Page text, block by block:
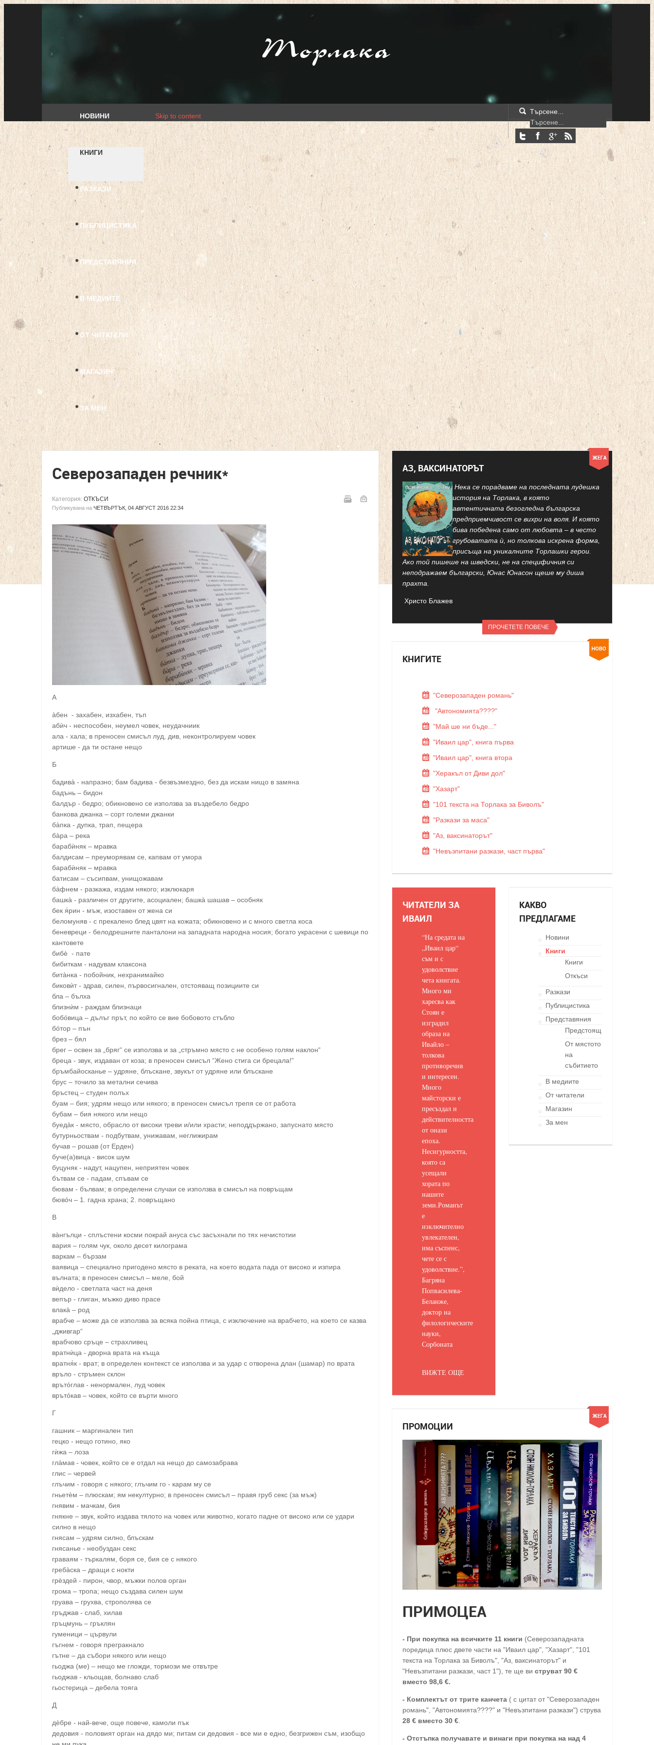
Торлака
НОВИНИ
КНИГИ
РАЗКАЗИ
ПУБЛИЦИСТИКА
ПРЕДСТАВЯНИЯ
В МЕДИИТЕ
ОТ ЧИТАТЕЛИ
МАГАЗИН
ЗА МЕН
Търсене...
Skip to content
Северозападен речник*
Категория: ОТКЪСИ
Публикувана на ЧЕТВЪРТЪК, 04 АВГУСТ 2016 22:34
A
àбен - захабен, изхабен, тъп
абѝч - неспособен, неумел човек, неудачниик
ала - хала; в преносен смисъл луд, див, неконтролируем човек
артише - да ти остане нещо
Б
бадивà - напразно; бам бадива - безвъзмездно, без да искам нищо в замяна
бадънь – бидон
балдър - бедро; обикновено се използва за въздебело бедро
банкова джанка – сорт големи джанки
бàпка - дупка, трап, пещера
бàра – река
барабѝняк – мравка
балдисам – преуморявам се, капвам от умора
барабѝняк – мравка
батисам – съсипвам, унищожавам
бàфнем - разкажа, издам някого; изклюкаря
башкà - различен от другите, асоциален; башкà шашав – особняк
бек я́рин - мъж, изоставен от жена си
беломуняв - с прекалено блед цвят на кожата; обикновено и с много светла коса
беневреци - белодрешните панталони на западната народна носия; богато украсени с шевици по
кантовете
бибѐ - пате
бибиткам - надувам клаксона
битàнка - побойник, нехранимайко
биковѝт - здрав, силен, първосигнален, отстояващ позициите си
бла – бълха
близнѝм - раждам близнаци
бобóвица – дълъг прът, по който се вие бобовото стъбло
бóтор – пън
брез – бял
брег – освен за „бряг“ се използва и за „стръмно място с не особено голям наклон“
бреца - звук, издаван от коза; в преносен смисъл “Жено стига си брецала!”
бръмбайосканье – удряне, блъскане, звукът от удряне или блъскане
брус – точило за метални сечива
бръстец – студен полъх
буам – бия; удрям нещо или някого; в преносен смисъл трепя се от работа
бубам – бия някого или нещо
буедàк - място, обрасло от високи треви и/или храсти; неподдържано, запуснато място
бутурньоствам - подбутвам, унижавам, неглижирам
бучав – рошав (от Ерден)
буче(а)вица - висок шум
буцуняк - надут, нацупен, неприятен човек
бътвам се - падам, спъвам се
бювам - бълвам; в определени случаи се използва в смисъл на повръщам
бювóч – 1. гадна храна; 2. повръщано
В
вàнгълци - сплъстени косми покрай ануса със засъхнали по тях нечистотии
вария – голям чук, около десет килограма
варкам – бързам
ваявица – специално пригодено място в реката, на което водата пада от високо и изпира
вълната; в преносен смисъл – меле, бой
вѝдело - светлата част на деня
вепър - глиган, мъжко диво прасе
влакà – род
врабче – може да се използва за всяка пойна птица, с изключение на врабчето, на което се казва
„дживгар“
врабчово сръце – страхливец
вратнѝца - дворна врата на къща
вратня́к - врат; в определен контекст се използва и за удар с отворена длан (шамар) по врата
връло - стръмен склон
врътóглав - ненормален, луд човек
врътóкав – човек, който се върти много
Г
гашник – маргинален тип
гецко - нещо готино, яко
гѝжа – лоза
глàмав - човек, който се е отдал на нещо до самозабрава
глис – червей
глъчим - говоря с някого; глъчим го - карам му се
гньетѐм – плюскам; ям некултурно; в преносен смисъл – правя груб секс (за мъж)
гнявим - мачкам, бия
гнякне – звук, който издава тялото на човек или животно, когато падне от високо или се удари
силно в нещо
гнясам – удрям силно, блъскам
гнясанье - необуздан секс
граваям - търкалям, боря се, бия се с някого
гребàска – дращи с нокти
грѐздей - пирон, чвор, мъжки полов орган
грома – тропа; нещо създава силен шум
груава – грухва, строполява се
гръджав - слаб, хилав
гръцмунь – гръклян
гуменици – цървули
гъгнем - говоря прегракнало
гътне – да събори някого или нещо
гьоджа (ме) – нещо ме гложди, тормози ме отвътре
гьоджав - кльощав, болнаво слаб
гьостерица – дебела тояга
Д
дѐбре - най-вече, още повече, камоли пък
дедовия - половият орган на дядо ми; питам си дедовия - все ми е едно, безгрижен съм, изобщо
АЗ, ВАКСИНАТОРЪТ
Нека се порадваме на последната лудешка
история на Торлака, в която
автентичната безогледна българска
предприемчивост се вихри на воля. И която
бива победена само от любовта – в често
грубоватата ѝ, но толкова искрена форма,
присъща на уникалните Торлашки герои.
Ако той пишеше на шведски, не на специфичния си
неподражаем български, Юнас Юнасон щеше му диша
прахта.
Христо Блажев
ПРОЧЕТЕТЕ ПОВЕЧЕ
КНИГИТЕ
"Северозападен романь"
"Автономията????"
"Май ше ни бъде..."
"Иваил цар", книга първа
"Иваил цар", книга втора
"Херакъл от Диви дол"
"Хазарт"
"101 текста на Торлака за Биволъ"
"Разкази за маса"
"Аз, ваксинаторът"
"Невъзпитани разкази, част първа"
ЧИТАТЕЛИ ЗА
ИВАИЛ
“На средата на
„Иваил цар“
съм и с
удоволствие
чета книгата.
Много ми
харесва как
Стоян е
изградил
образа на
Ивайло –
толкова
противоречив
и интересен.
Много
майсторски е
пресъздал и
действителността
от онази
епоха.
Несигурността,
която са
усещали
хората по
нашите
земи.Романът
е
изключително
увлекателен,
има съспенс,
чете се с
удоволствие.”,
Багряна
Попвасилева-
Беланже,
доктор на
филологическите
науки,
Сорбоната
ВИЖТЕ ОЩЕ
КАКВО
ПРЕДЛАГАМЕ
Новини
Книги
Книги
Откъси
Разкази
Публицистика
Представяния
Предстоящи
От мястото
на
събитието
В медиите
От читатели
Магазин
За мен
ПРОМОЦИИ
ПРИМОЦЕА
- При покупка на всичките 11 книги (Северозападната
поредица плюс двете части на "Иваил цар", "Хазарт", "101
текста на Торлака за Биволъ", "Аз, ваксинаторът" и
"Невъзпитани разкази, част 1"), те ще ви струват 90 €
вместо 98,6 €.
- Комплектът от трите канчета ( с цитат от "Северозападен
романь", "Автономията????" и "Невъзпитани разкази") струва
28 € вместо 30 €
- Отстъпка получавате и винаги при покупка на над 4